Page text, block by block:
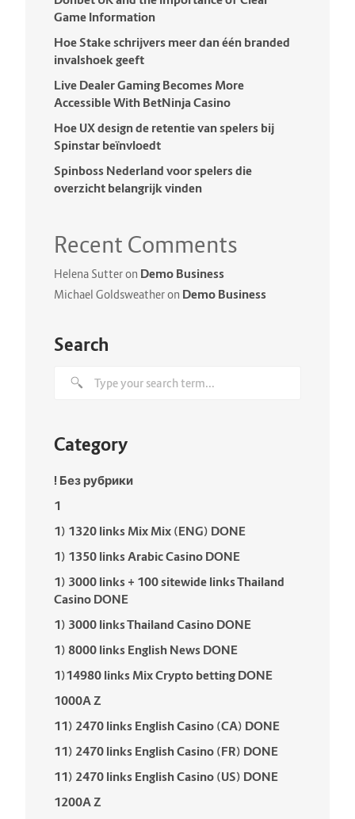
Game Information
Hoe Stake schrijvers meer dan één branded
invalshoek geeft
Live Dealer Gaming Becomes More
Accessible With BetNinja Casino
Hoe UX design de retentie van spelers bij
Spinstar beïnvloedt
Spinboss Nederland voor spelers die
overzicht belangrijk vinden
Recent Comments
Helena Sutteron Demo Business
Michael Goldsweatheron Demo Business
Search
Category
! Без рубрики
1
1) 1320 links Mix Mix (ENG) DONE
1) 1350 links Arabic Casino DONE
1) 3000 links + 100 sitewide links Thailand
Casino DONE
1) 3000 links Thailand Casino DONE
1) 8000 links English News DONE
1)14980 links Mix Crypto betting DONE
1000A Z
11) 2470 links English Casino (CA) DONE
11) 2470 links English Casino (FR) DONE
11) 2470 links English Casino (US) DONE
1200A Z